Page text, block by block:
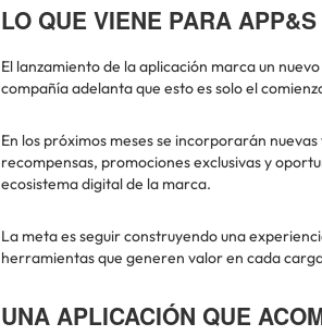
LO QUE VIENE PARA APP&S
El lanzamiento de la aplicación marca un
compañía adelanta que esto es solo el
En los próximos meses se incorporarán
recompensas, promociones exclusivas y
ecosistema digital de la marca.
La meta es seguir construyendo una
herramientas que generen valor en cada
UNA APLICACIÓN QUE